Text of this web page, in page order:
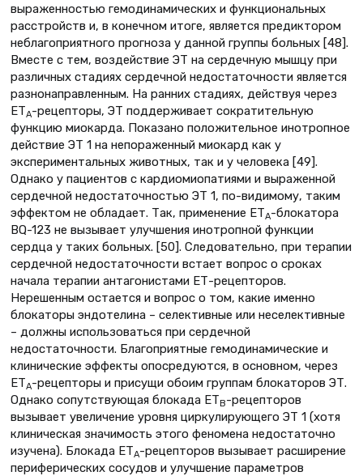
выраженностью гемодинамических и функциональных
расстройств и, в конечном итоге, является предиктором
неблагоприятного прогноза у данной группы больных [48].
Вместе с тем, воздействие ЭТ на сердечную мышцу при
различных стадиях сердечной недостаточности является
разнонаправленным. На ранних стадиях, действуя через
ЕТА-рецепторы, ЭТ поддерживает сократительную
функцию миокарда. Показано положительное инотропное
действие ЭТ 1 на непораженный миокард как у
экспериментальных животных, так и у человека [49].
Однако у пациентов с кардиомиопатиями и выраженной
сердечной недостаточностью ЭТ 1, по-видимому, таким
эффектом не обладает. Так, применение ЕТА-блокатора
BQ-123 не вызывает улучшения инотропной функции
сердца у таких больных. [50]. Следовательно, при терапии
сердечной недостаточности встает вопрос о сроках
начала терапии антагонистами ЕТ-рецепторов.
Нерешенным остается и вопрос о том, какие именно
блокаторы эндотелина – селективные или неселективные
– должны использоваться при сердечной
недостаточности. Благоприятные гемодинамические и
клинические эффекты опосредуются, в основном, через
ЕТА-рецепторы и присущи обоим группам блокаторов ЭТ.
Однако сопутствующая блокада ЕТВ-рецепторов
вызывает увеличение уровня циркулирующего ЭТ 1 (хотя
клиническая значимость этого феномена недостаточно
изучена). Блокада ЕТА-рецепторов вызывает расширение
периферических сосудов и улучшение параметров